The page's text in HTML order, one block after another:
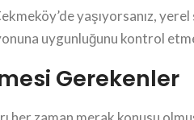
yaşıyorsanız, yerel
uygunluğunu kontrol
Gerekenler